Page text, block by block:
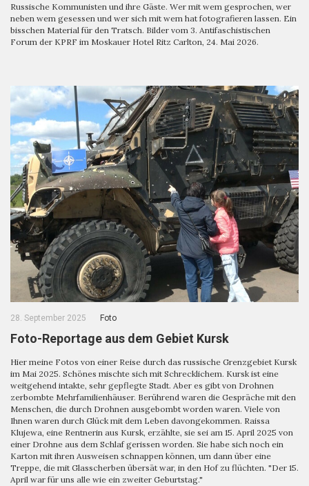
Russische Kommunisten und ihre Gäste. Wer mit wem gesprochen, wer
neben wem gesessen und wer sich mit wem hat fotografieren lassen. Ein
bisschen Material für den Tratsch. Bilder vom 3. Antifaschistischen
Forum der KPRF im Moskauer Hotel Ritz Carlton, 24. Mai 2026.
28. September 2025 Foto
Foto-Reportage aus dem Gebiet Kursk
Hier meine Fotos von einer Reise durch das russische Grenzgebiet Kursk
im Mai 2025. Schönes mischte sich mit Schrecklichem. Kursk ist eine
weitgehend intakte, sehr gepflegte Stadt. Aber es gibt von Drohnen
zerbombte Mehrfamilienhäuser. Berührend waren die Gespräche mit den
Menschen, die durch Drohnen ausgebombt worden waren. Viele von
Ihnen waren durch Glück mit dem Leben davongekommen. Raissa
Klujewa, eine Rentnerin aus Kursk, erzählte, sie sei am 15. April 2025 von
einer Drohne aus dem Schlaf gerissen worden. Sie habe sich noch ein
Karton mit ihren Ausweisen schnappen können, um dann über eine
Treppe, die mit Glasscherben übersät war, in den Hof zu flüchten. "Der 15.
April war für uns alle wie ein zweiter Geburtstag."